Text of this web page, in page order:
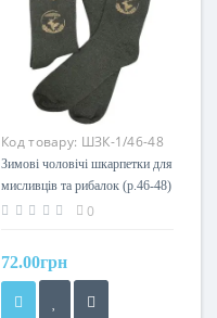
Код товару: ШЗК-1/46-48
Зимові чоловічі шкарпетки для
мисливців та рибалок (р.46-48)
Acropolis
0
72.00грн